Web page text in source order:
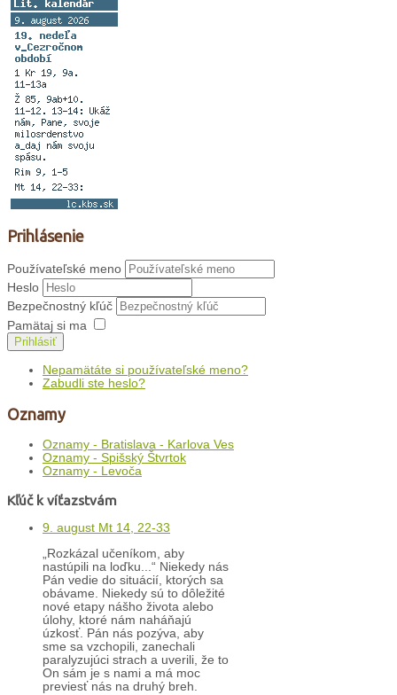
Prihlásenie
Používateľské meno
Heslo
Bezpečnostný kľúč
Pamätaj si ma
Prihlásiť
Nepamätáte si používateľské meno?
Zabudli ste heslo?
Oznamy
Oznamy - Bratislava - Karlova Ves
Oznamy - Spišský Štvrtok
Oznamy - Levoča
Kľúč k víťazstvám
9. august Mt 14, 22-33
„Rozkázal učeníkom, aby
nastúpili na loďku...“ Niekedy nás
Pán vedie do situácií, ktorých sa
obávame. Niekedy sú to dôležité
nové etapy nášho života alebo
úlohy, ktoré nám naháňajú
úzkosť. Pán nás pozýva, aby
sme sa vzchopili, zanechali
paralyzujúci strach a uverili, že to
On sám je s nami a má moc
previesť nás na druhý breh.